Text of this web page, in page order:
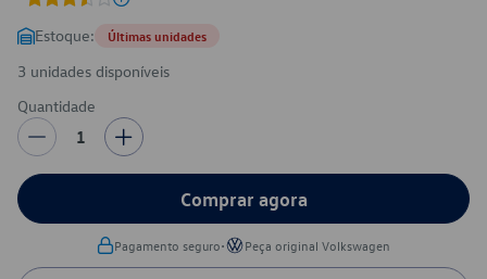
Estoque: Últimas unidades
3 unidades disponíveis
Quantidade
1
Comprar agora
Pagamento seguro• Peça original Volkswagen